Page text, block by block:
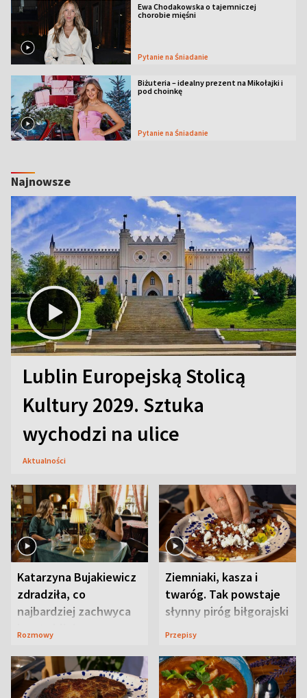
Ewa Chodakowska o tajemniczej
chorobie mięśni
Pytanie na Śniadanie
Biżuteria – idealny prezent na Mikołajki i
pod choinkę
Pytanie na Śniadanie
Najnowsze
Lublin Europejską Stolicą
Kultury 2029. Sztuka
wychodzi na ulice
Aktualności
Katarzyna Bujakiewicz
zdradziła, co
najbardziej zachwyca
ją w Lublinie
Rozmowy
Ziemniaki, kasza i
twaróg. Tak powstaje
słynny piróg biłgorajski
Przepisy